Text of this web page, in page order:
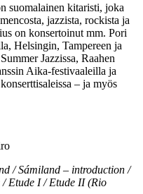
suomalainen kitaristi, joka
jazzista, rockista ja
on konsertoinut mm. Pori
Helsingin, Tampereen ja
Jazzissa, Raahen
Aika-festivaaleilla ja
– ja myös
/ Sámiland – introduction /
Etude I / Etude II (Rio